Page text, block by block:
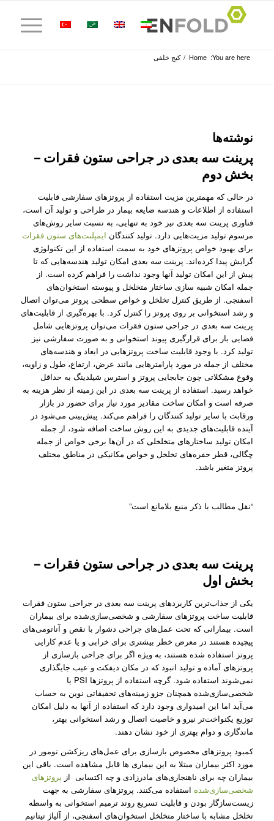
You are here:
Home
/ کیج خلفی
نوشته‌ها
پرینت سه بعدی در جراحی ستون فقرات –
بخش دوم
در حالی که مهمترین مزیت استفاده از پروتز‌های سفارشی قابلیت
استفاده از اطلاعات و هندسه ضایعه بیمار در طراحی و تولید آن است،
فناوری پرینت سه بعدی نیز خود به تنهایی، به نسبت سایر روش‌‌های
مرسوم تولید مزیت‌هایی دارد. تولید کنندگان ایمپلنت‌های ستون فقرات
برای بهبود خواص پروتز‌های خود به سمت استفاده از این تکنولوژی
گرایش پیدا کرده‌اند. پرینت سه بعدی امکان تولید هندسه‌هایی که تا
پیش از این امکان تولید آنها وجود نداشت را فراهم کرده است. از
جمله امکان شبیه سازی ساختار متخلخل و پیوسته استخوان‌های
اسفنجی. از طریق کنترل تخلخل و خواص سطحی پروتز می‌توان اتصال
و رشد استخوانی بر روی پروتز را کنترل کرد. با بهره‌گیری از قابلیت‌های
پرینت سه بعدی در جراحی ستون فقرات می‌توان پروتز‌هایی شامل
فضایی باز برای قرارگیری پیوند استخوانی و به صورت سفارشی نیز
تولید کرد. با وجود قابلیت ساخت پروتز‌هایی در ابعاد و هندسه‌های
مختلف از جمله در مورد پارامترها‌یی مانند عرض، ارتفاع، طول و زاویه،
وقوع مشکلاتی چون جابجایی پروتز و استرس شیلدینگ به حداقل
خواهد رسید. استفاده از پرینت سه بعدی در این زمینه از نظر هزینه به
صرفه است و امکان ساخت مقادیر مورد نیاز برای حضور در بازار
ورقابت با سایر تولید کنندگان را فراهم می‌کند. پیش‌بینی می‌شود در
آینده قابلیت‌های جدیدی به این روش ساخت اضافه شود، از جمله
امکان تولید ساختار‌های متخلخلی که در آن‌‌ها برخی خواص از جمله
چگالی، قطر حفره‌های تخلخل و خواص مکانیکی در مناطق مختلف
پروتز متغیر باشد.
“نقل مطالب با ذکر منبع بلامانع است”
پرینت سه بعدی در جراحی ستون فقرات –
بخش اول
یکی از جذاب‌ترین کاربردهای پرینت سه بعدی در جراحی ستون فقرات
قابلیت ساخت پروتز‌های سفارشی و شخصی‌سازی‌شده برای بیماران
است. بیمارانی که تحت عمل‌های جراحی دشوار با نقص و آناتومی‌های
پیچیده هستند در معرض خطر بیشتری برای خرابی و یا عدم کارایی
پروتز استفاده شده هستند، به ویژه اگر برای جراحی بازسازی از
پروتز‌های آماده و تولید انبود که در مکان دیفکت و عیب جایگذاری
نمی‌شوند استفاده شود. گرچه استفاده از پروتز‌‌ها PSI یا
شخصی‌سازی‌‌شده همچنان جزو زمینه‌های تحقیقاتی نوین به حساب
می‌آید اما این امیدواری وجود دارد که استفاده از آنها به دلیل امکان
توزیع یکنواخت‌تر نیرو و خاصیت اتصال و رشد استخوانی بهتر،
ماندگاری و دوام بهتری از خود نشان دهند.
کمبود پروتز‌های مخصوص بازسازی برای عمل‌های ریزکشن تومور در
مورد اکثر بیماران مبتلا به این بیماری ها قابل مشاهده است. باقی این
بیماران چه برای ناهنجاری‌های مادرزادی و چه اکتسابی از پروتزهای
شخصی‌سازی‌شده استفاده می‌کنند. پروتز‌های سفارشی به جهت
زیست‌سازگار بودن و قابلیت تسریع روند ترمیم استخوانی به واسطه
تخلخل مشابه با ساختار متخلخل استخوان‌های اسفنجی، از آلیاژ تیتانیم